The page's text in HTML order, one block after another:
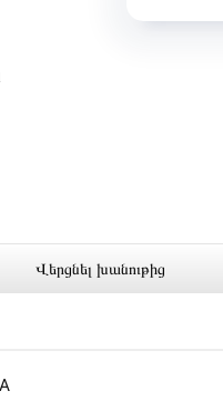
Վերցնել խանութից